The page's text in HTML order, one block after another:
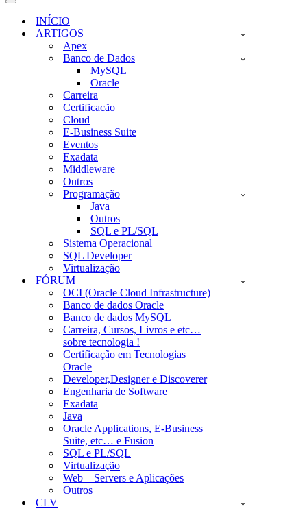
navegação
Menu
navegaçãoINÍCIO
ARTIGOS
Apex
Banco de Dados
MySQL
Oracle
Carreira
Certificacão
Cloud
E-Business Suite
Eventos
Exadata
Middleware
Outros
Programação
Java
Outros
SQL e PL/SQL
Sistema Operacional
SQL Developer
Virtualização
FÓRUM
OCI (Oracle Cloud Infrastructure)
Banco de dados Oracle
Banco de dados MySQL
Carreira, Cursos, Livros e etc…
sobre tecnologia !
Certificação em Tecnologias
Oracle
Developer,Designer e Discoverer
Engenharia de Software
Exadata
Java
Oracle Applications, E-Business
Suite, etc… e Fusion
SQL e PL/SQL
Virtualização
Web – Servers e Aplicações
Outros
CLV